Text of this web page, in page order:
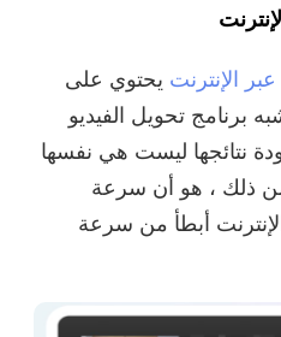
يحتوي على
برنامج تحويل الفيديو
نتائجها ليست هي نفسها
ذلك ، هو أن سرعة
أبطأ من سرعة